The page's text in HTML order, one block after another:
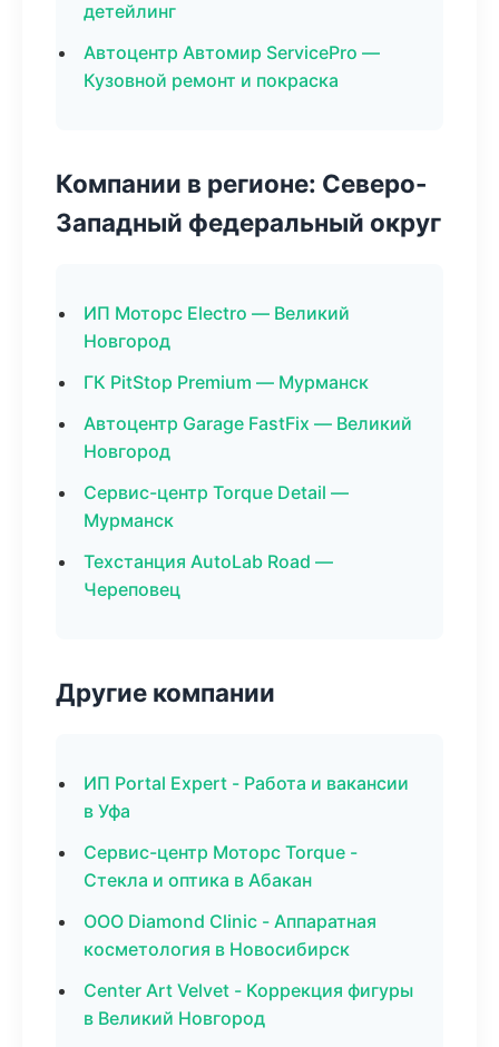
детейлинг
Автоцентр Автомир ServicePro —
Кузовной ремонт и покраска
Компании в регионе: Северо-
Западный федеральный округ
ИП Моторс Electro — Великий
Новгород
ГК PitStop Premium — Мурманск
Автоцентр Garage FastFix — Великий
Новгород
Сервис-центр Torque Detail —
Мурманск
Техстанция AutoLab Road —
Череповец
Другие компании
ИП Portal Expert - Работа и вакансии
в Уфа
Сервис-центр Моторс Torque -
Стекла и оптика в Абакан
ООО Diamond Clinic - Аппаратная
косметология в Новосибирск
Center Art Velvet - Коррекция фигуры
в Великий Новгород